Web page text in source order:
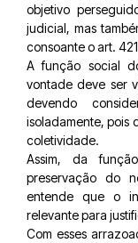
objetivo
judicial, mas
consoante o art.
A função social
vontade deve ser
devendo
isoladamente, pois
coletividade.
Assim, da
preservação do
entende que o
relevante para
Com esses